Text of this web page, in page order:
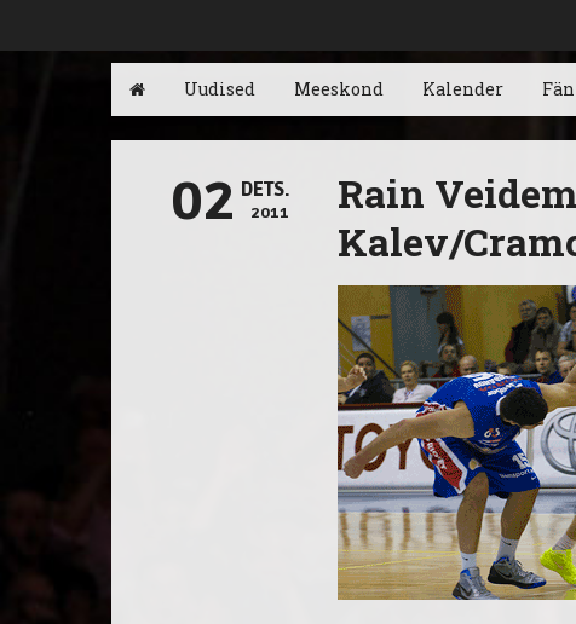
Uudised Meeskond Kalender
02 DETS.
2011
Rain
Kalev/